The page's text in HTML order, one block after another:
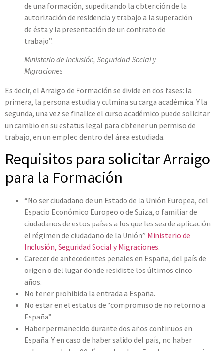
de una formación, supeditando la obtención de la
autorización de residencia y trabajo a la superación
de ésta y la presentación de un contrato de
trabajo”.
Ministerio de Inclusión, Seguridad Social y
Migraciones
Es decir, el Arraigo de Formación se divide en dos fases: la
primera, la persona estudia y culmina su carga académica. Y la
segunda, una vez se finalice el curso académico puede solicitar
un cambio en su estatus legal para obtener un permiso de
trabajo, en un empleo dentro del área estudiada.
Requisitos para solicitar Arraigo
para la Formación
“No ser ciudadano de un Estado de la Unión Europea, del
Espacio Económico Europeo o de Suiza, o familiar de
ciudadanos de estos países a los que les sea de aplicación
el régimen de ciudadano de la Unión” Ministerio de
Inclusión, Seguridad Social y Migraciones.
Carecer de antecedentes penales en España, del país de
origen o del lugar donde residiste los últimos cinco
años.
No tener prohibida la entrada a España.
No estar en el estatus de “compromiso de no retorno a
España”.
Haber permanecido durante dos años continuos en
España. Y en caso de haber salido del país, no haber